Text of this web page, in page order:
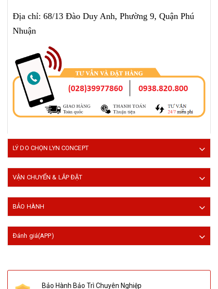
Địa chỉ: 68/13 Đào Duy Anh, Phường 9, Quận Phú
Nhuận
LÝ DO CHỌN LYN CONCEPT
VẬN CHUYỂN & LẮP ĐẶT
BẢO HÀNH
Đánh giá(APP)
Bảo Hành Bảo Trì Chuyên Nghiệp